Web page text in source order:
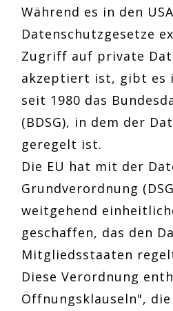
Während es in den
Datenschutzgesetze
Zugriff auf private
akzeptiert ist, gibt es
seit 1980 das
(BDSG), in dem der
geregelt ist.
Die EU hat mit der
Grundverordnung
weitgehend
geschaffen, das den
Mitgliedsstaaten
Diese Verordnung
Öffnungsklauseln", die